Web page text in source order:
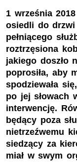
1 września
osiedli do
pełniącego
roztrzęsiona
jakiego doszło
poprosiła, aby
spodziewała
po jej słowach
interwencję.
będący poza
nietrzeźwemu
siedzący za
miał w swym